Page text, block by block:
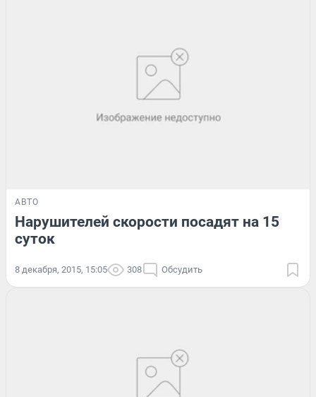
АВТО
Нарушителей скорости посадят на 15
суток
8 декабря, 2015, 15:05 308 Обсудить